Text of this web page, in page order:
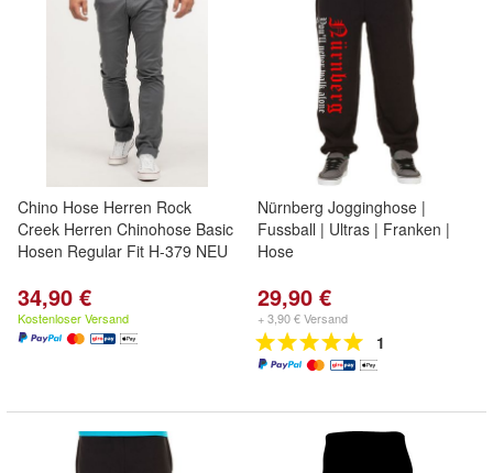
Chino Hose Herren Rock
Creek Herren Chinohose Basic
Hosen Regular Fit H-379 NEU
34,90 €
Kostenloser Versand
Nürnberg Jogginghose |
Fussball | Ultras | Franken |
Hose
29,90 €
+ 3,90 € Versand
1